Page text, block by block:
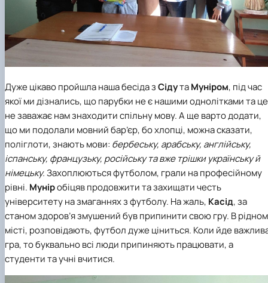
Дуже цікаво пройшла наша бесіда зСідутаМуніром, під час
якої ми дізнались, що парубки не є нашими однолітками та це
не заважає нам знаходити спільну мову. А ще варто додати,
що ми подолали мовний бар’єр, бо хлопці, можна сказати,
поліглоти, знають мови: бербеську, арабську, англійську,
іспанську, французьку, російську та вже трішки українську й
німецьку.Захоплюються футболом, грали на професійному
рівні. Муніробіцяв продовжити та захищати честь
університету на змаганнях з футболу. На жаль, Касід, за
станом здоров’я змушений був припинити свою гру. В
місті, розповідають, футбол дуже ціниться. Коли йде
гра, то буквально всі люди припиняють працювати, а
студенти та учні вчитися.